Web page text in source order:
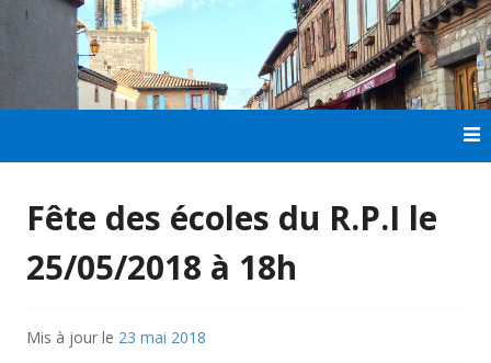
Fête des écoles du R.P.I le
25/05/2018 à 18h
Mis à jour le 23 mai 2018